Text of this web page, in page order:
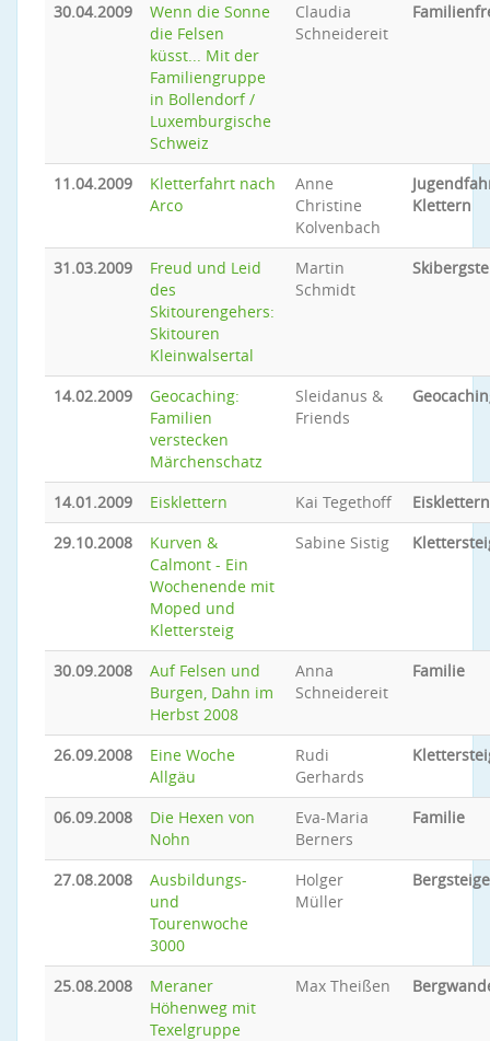
30.04.2009
Wenn die Sonne
die Felsen
küsst... Mit der
Familiengruppe
in Bollendorf /
Luxemburgische
Schweiz
Claudia
Schneidereit
11.04.2009
Kletterfahrt nach
Arco
Anne
Christine
Kolvenbach
Klettern
31.03.2009
Freud und Leid
des
Skitourengehers:
Skitouren
Kleinwalsertal
Martin
Schmidt
14.02.2009
Geocaching:
Familien
verstecken
Märchenschatz
Sleidanus &
Friends
14.01.2009 Eisklettern Kai Tegethoff
Eisklettern
29.10.2008
Kurven &
Calmont - Ein
Wochenende mit
Moped und
Klettersteig
Sabine Sistig
30.09.2008
Auf Felsen und
Burgen, Dahn im
Herbst 2008
Anna
Schneidereit
Familie
26.09.2008
Eine Woche
Allgäu
Rudi
Gerhards
06.09.2008
Die Hexen von
Nohn
Eva-Maria
Berners
Familie
27.08.2008
Ausbildungs-
und
Tourenwoche
3000
Holger
Müller
25.08.2008
Meraner
Höhenweg mit
Texelgruppe
Max Theißen